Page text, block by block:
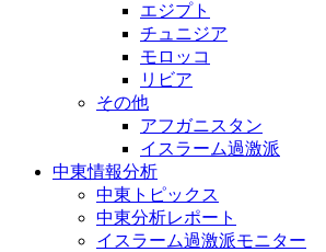
エジプト
チュニジア
モロッコ
リビア
その他
アフガニスタン
イスラーム過激派
中東情報分析
中東トピックス
中東分析レポート
イスラーム過激派モニター